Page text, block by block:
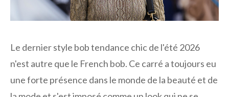
Le dernier style bob tendance chic de l'été 2026
n'est autre que le French bob. Ce carré a toujours eu
une forte présence dans le monde de la beauté et de